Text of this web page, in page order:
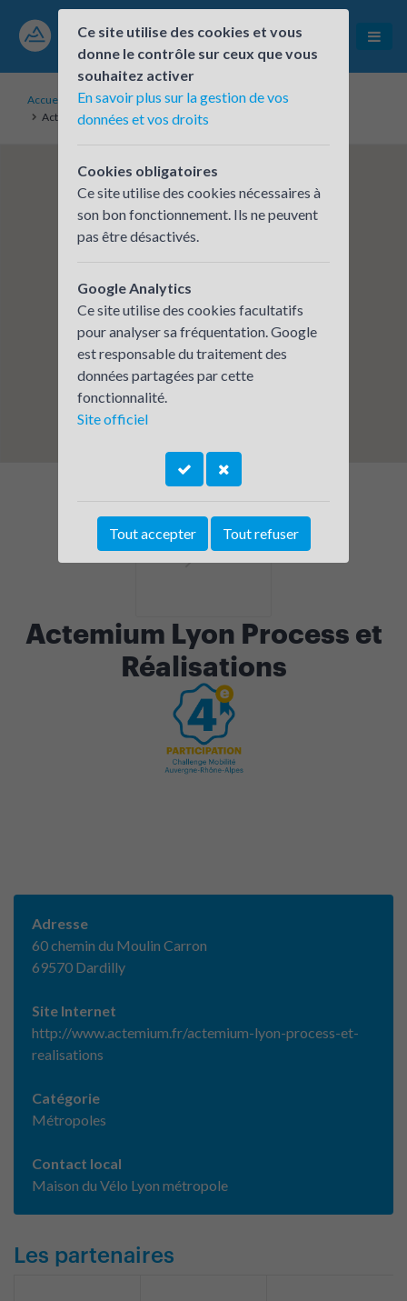
Accueil
Établissements inscrits
Actemium Lyon Process et Réalisations
Actemium Lyon Process et
Réalisations
Adresse
60 chemin du Moulin Carron
69570 Dardilly
Site Internet
http://www.actemium.fr/actemium-lyon-process-et-
realisations
Catégorie
Métropoles
Contact local
Maison du Vélo Lyon métropole
Les partenaires
Ce site utilise des cookies et vous
donne le contrôle sur ceux que vous
souhaitez activer
En savoir plus sur la gestion de vos
données et vos droits
Cookies obligatoires
Ce site utilise des cookies nécessaires à
son bon fonctionnement. Ils ne peuvent
pas être désactivés.
Google Analytics
Ce site utilise des cookies facultatifs
pour analyser sa fréquentation. Google
est responsable du traitement des
données partagées par cette
fonctionnalité.
Site officiel
Tout accepter Tout refuser